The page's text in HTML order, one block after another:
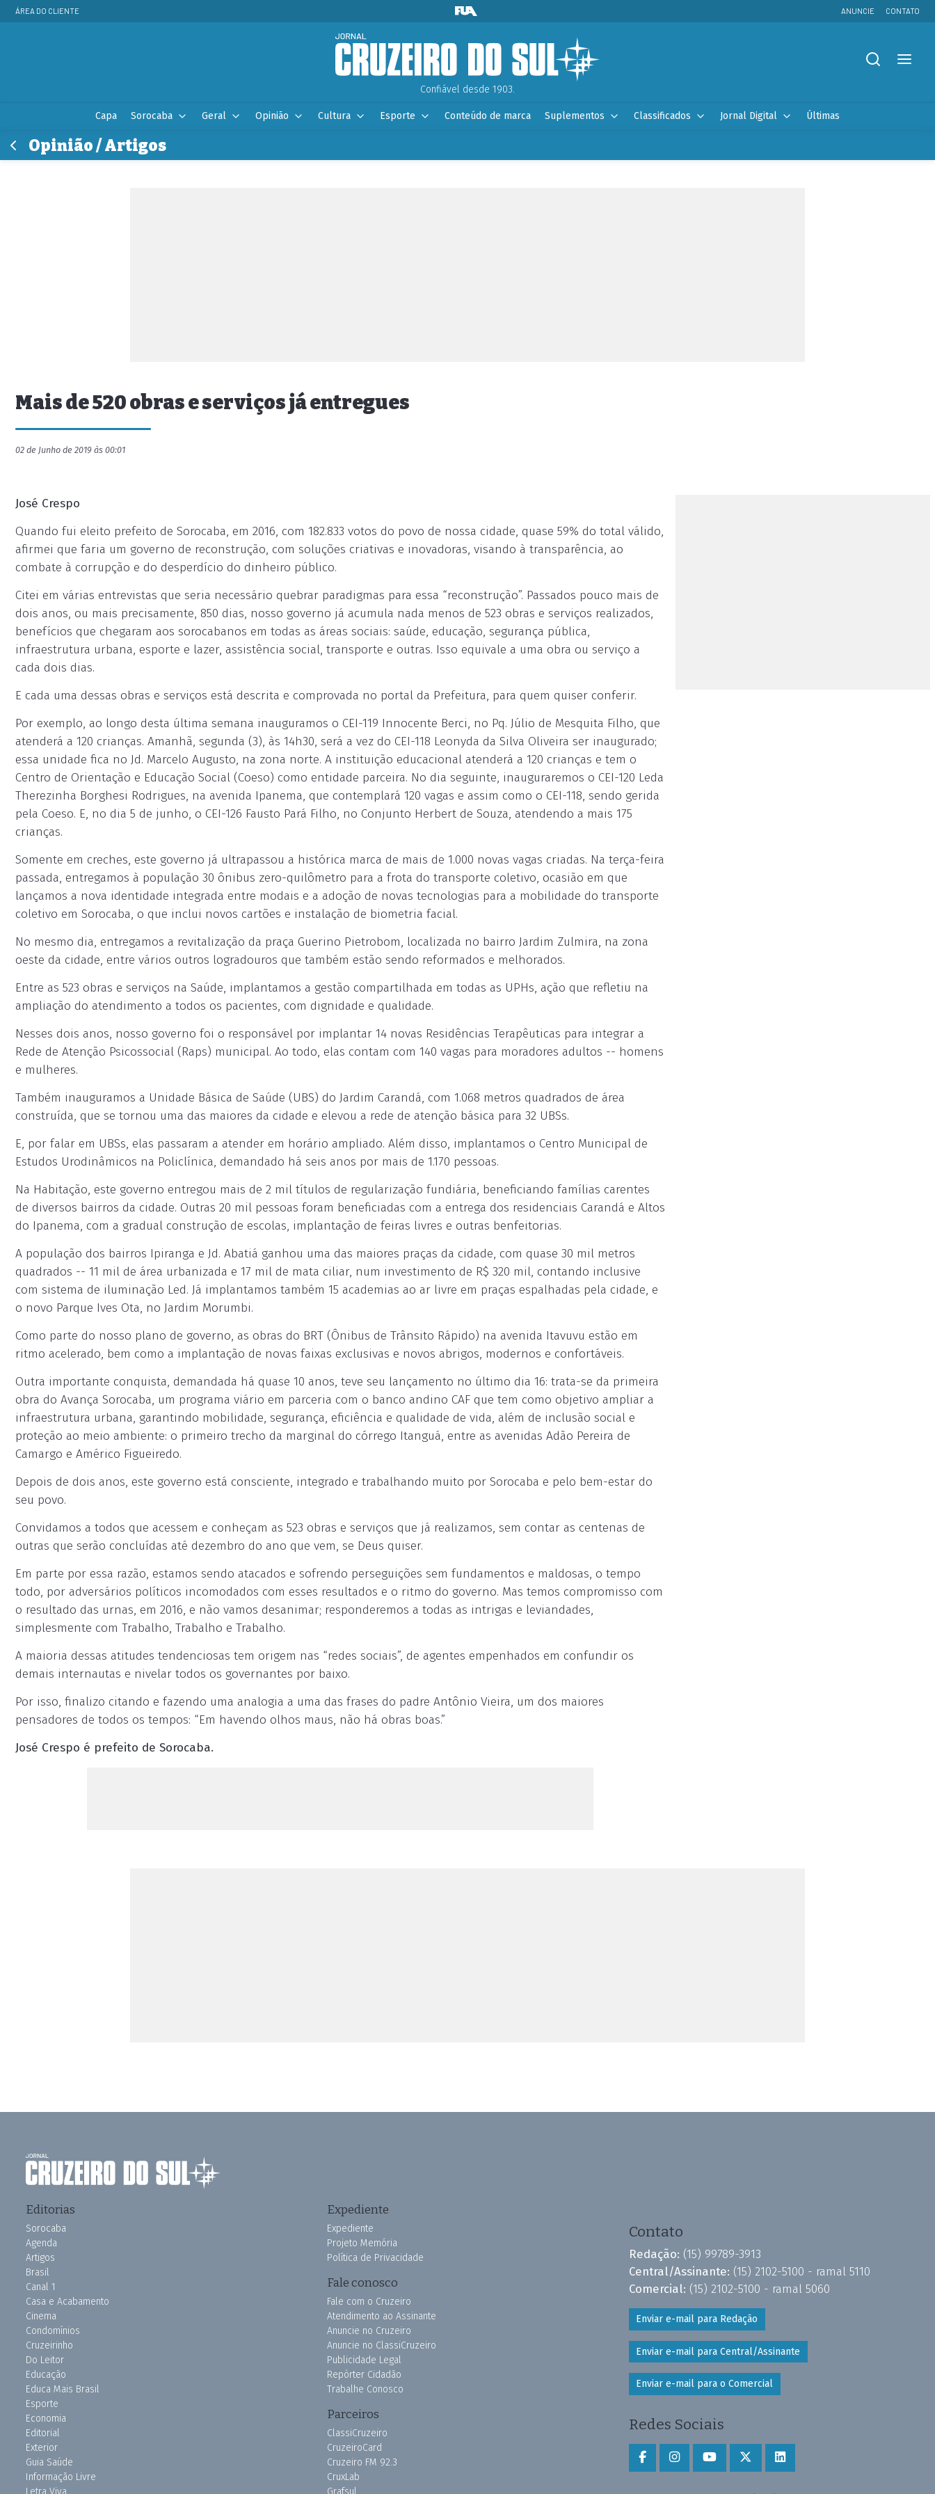
ÁREA DO CLIENTE ANUNCIE CONTATO
Confiável desde 1903.
Capa Sorocaba Geral Opinião Cultura Esporte Conteúdo de marca Suplementos Classificados Jornal Digital Últimas
Opinião / Artigos
Mais de 520 obras e serviços já entregues
02 de Junho de 2019 às 00:01
José Crespo
Quando fui eleito prefeito de Sorocaba, em 2016, com 182.833 votos do povo de nossa cidade, quase 59% do total válido,
afirmei que faria um governo de reconstrução, com soluções criativas e inovadoras, visando à transparência, ao
combate à corrupção e do desperdício do dinheiro público.
Citei em várias entrevistas que seria necessário quebrar paradigmas para essa “reconstrução”. Passados pouco mais de
dois anos, ou mais precisamente, 850 dias, nosso governo já acumula nada menos de 523 obras e serviços realizados,
benefícios que chegaram aos sorocabanos em todas as áreas sociais: saúde, educação, segurança pública,
infraestrutura urbana, esporte e lazer, assistência social, transporte e outras. Isso equivale a uma obra ou serviço a
cada dois dias.
E cada uma dessas obras e serviços está descrita e comprovada no portal da Prefeitura, para quem quiser conferir.
Por exemplo, ao longo desta última semana inauguramos o CEI-119 Innocente Berci, no Pq. Júlio de Mesquita Filho, que
atenderá a 120 crianças. Amanhã, segunda (3), às 14h30, será a vez do CEI-118 Leonyda da Silva Oliveira ser inaugurado;
essa unidade fica no Jd. Marcelo Augusto, na zona norte. A instituição educacional atenderá a 120 crianças e tem o
Centro de Orientação e Educação Social (Coeso) como entidade parceira. No dia seguinte, inauguraremos o CEI-120 Leda
Therezinha Borghesi Rodrigues, na avenida Ipanema, que contemplará 120 vagas e assim como o CEI-118, sendo gerida
pela Coeso. E, no dia 5 de junho, o CEI-126 Fausto Pará Filho, no Conjunto Herbert de Souza, atendendo a mais 175
crianças.
Somente em creches, este governo já ultrapassou a histórica marca de mais de 1.000 novas vagas criadas. Na terça-feira
passada, entregamos à população 30 ônibus zero-quilômetro para a frota do transporte coletivo, ocasião em que
lançamos a nova identidade integrada entre modais e a adoção de novas tecnologias para a mobilidade do transporte
coletivo em Sorocaba, o que inclui novos cartões e instalação de biometria facial.
No mesmo dia, entregamos a revitalização da praça Guerino Pietrobom, localizada no bairro Jardim Zulmira, na zona
oeste da cidade, entre vários outros logradouros que também estão sendo reformados e melhorados.
Entre as 523 obras e serviços na Saúde, implantamos a gestão compartilhada em todas as UPHs, ação que refletiu na
ampliação do atendimento a todos os pacientes, com dignidade e qualidade.
Nesses dois anos, nosso governo foi o responsável por implantar 14 novas Residências Terapêuticas para integrar a
Rede de Atenção Psicossocial (Raps) municipal. Ao todo, elas contam com 140 vagas para moradores adultos -- homens
e mulheres.
Também inauguramos a Unidade Básica de Saúde (UBS) do Jardim Carandá, com 1.068 metros quadrados de área
construída, que se tornou uma das maiores da cidade e elevou a rede de atenção básica para 32 UBSs.
E, por falar em UBSs, elas passaram a atender em horário ampliado. Além disso, implantamos o Centro Municipal de
Estudos Urodinâmicos na Policlínica, demandado há seis anos por mais de 1.170 pessoas.
Na Habitação, este governo entregou mais de 2 mil títulos de regularização fundiária, beneficiando famílias carentes
de diversos bairros da cidade. Outras 20 mil pessoas foram beneficiadas com a entrega dos residenciais Carandá e Altos
do Ipanema, com a gradual construção de escolas, implantação de feiras livres e outras benfeitorias.
A população dos bairros Ipiranga e Jd. Abatiá ganhou uma das maiores praças da cidade, com quase 30 mil metros
quadrados -- 11 mil de área urbanizada e 17 mil de mata ciliar, num investimento de R$ 320 mil, contando inclusive
com sistema de iluminação Led. Já implantamos também 15 academias ao ar livre em praças espalhadas pela cidade, e
o novo Parque Ives Ota, no Jardim Morumbi.
Como parte do nosso plano de governo, as obras do BRT (Ônibus de Trânsito Rápido) na avenida Itavuvu estão em
ritmo acelerado, bem como a implantação de novas faixas exclusivas e novos abrigos, modernos e confortáveis.
Outra importante conquista, demandada há quase 10 anos, teve seu lançamento no último dia 16: trata-se da primeira
obra do Avança Sorocaba, um programa viário em parceria com o banco andino CAF que tem como objetivo ampliar a
infraestrutura urbana, garantindo mobilidade, segurança, eficiência e qualidade de vida, além de inclusão social e
proteção ao meio ambiente: o primeiro trecho da marginal do córrego Itanguá, entre as avenidas Adão Pereira de
Camargo e Américo Figueiredo.
Depois de dois anos, este governo está consciente, integrado e trabalhando muito por Sorocaba e pelo bem-estar do
seu povo.
Convidamos a todos que acessem e conheçam as 523 obras e serviços que já realizamos, sem contar as centenas de
outras que serão concluídas até dezembro do ano que vem, se Deus quiser.
Em parte por essa razão, estamos sendo atacados e sofrendo perseguições sem fundamentos e maldosas, o tempo
todo, por adversários políticos incomodados com esses resultados e o ritmo do governo. Mas temos compromisso com
o resultado das urnas, em 2016, e não vamos desanimar; responderemos a todas as intrigas e leviandades,
simplesmente com Trabalho, Trabalho e Trabalho.
A maioria dessas atitudes tendenciosas tem origem nas “redes sociais”, de agentes empenhados em confundir os
demais internautas e nivelar todos os governantes por baixo.
Por isso, finalizo citando e fazendo uma analogia a uma das frases do padre Antônio Vieira, um dos maiores
pensadores de todos os tempos: “Em havendo olhos maus, não há obras boas.”
José Crespo é prefeito de Sorocaba.
Editorias
Sorocaba
Agenda
Artigos
Brasil
Canal 1
Casa e Acabamento
Cinema
Condomínios
Cruzeirinho
Do Leitor
Educação
Educa Mais Brasil
Esporte
Economia
Editorial
Exterior
Guia Saúde
Informação Livre
Letra Viva
Expediente
Expediente
Projeto Memória
Política de Privacidade
Fale conosco
Fale com o Cruzeiro
Atendimento ao Assinante
Anuncie no Cruzeiro
Anuncie no ClassiCruzeiro
Publicidade Legal
Repórter Cidadão
Trabalhe Conosco
Parceiros
ClassiCruzeiro
CruzeiroCard
Cruzeiro FM 92.3
CruxLab
Grafsul
Contato
Redação: (15) 99789-3913
Central/Assinante: (15) 2102-5100 - ramal 5110
Comercial: (15) 2102-5100 - ramal 5060
Enviar e-mail para Redação
Enviar e-mail para Central/Assinante
Enviar e-mail para o Comercial
Redes Sociais